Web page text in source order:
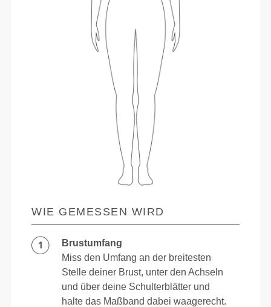
WIE GEMESSEN WIRD
Brustumfang
Miss den Umfang an der breitesten
Stelle deiner Brust, unter den Achseln
und über deine Schulterblätter und
halte das Maßband dabei waagerecht.